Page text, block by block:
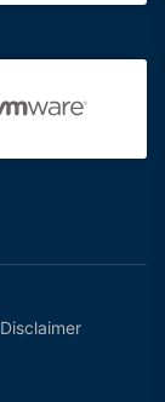
Disclaimer